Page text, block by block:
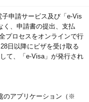
申請サービス及び「e-Vis
く、申請書の提出、支払
プロセスをオンラインで行
日以降にビザを受け取る
て、「e-Visa」が発行され
のアプリケーション（※